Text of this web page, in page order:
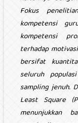
Fokus
kompetensi
kompetensi
terhadap
bersifat
seluruh
sampling jenuh.
Least Square
menunjukkan